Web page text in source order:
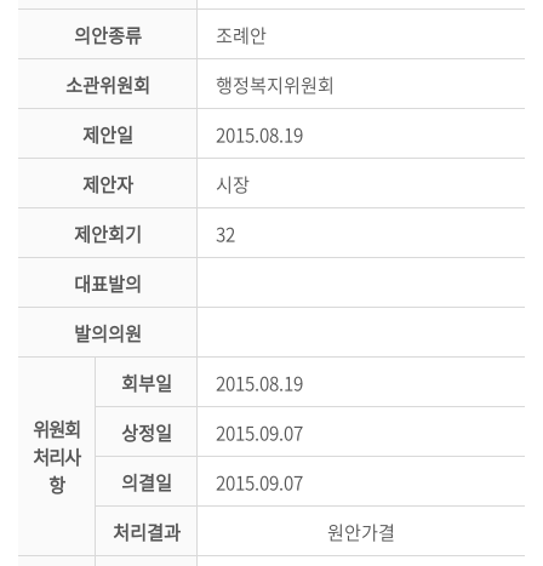
민
여
통
당
의
의안종류
조례안
소관위원회
행정복지위원회
제안일
2015.08.19
제안자
시장
제안회기
32
대표발의
발의의원
위원회
처리사
항
회부일
2015.08.19
상정일
2015.09.07
의결일
2015.09.07
처리결과
원안가결